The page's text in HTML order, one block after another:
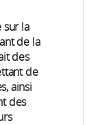
sur la
de la
des
de
ainsi
des